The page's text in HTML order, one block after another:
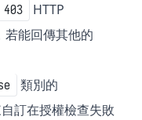
403
HTTP
能回傳其他的
類別的
訂在授權檢查失敗